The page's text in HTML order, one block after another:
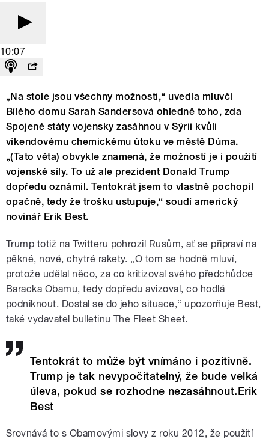
10:07
„Na stole jsou všechny možnosti,“ uvedla mluvčí
Bílého domu Sarah Sandersová ohledně toho, zda
Spojené státy vojensky zasáhnou v Sýrii kvůli
víkendovému chemickému útoku ve městě Dúma.
„(Tato věta) obvykle znamená, že možností je i použití
vojenské síly. To už ale prezident Donald Trump
dopředu oznámil. Tentokrát jsem to vlastně pochopil
opačně, tedy že trošku ustupuje,“ soudí americký
novinář Erik Best.
Trump totiž na Twitteru pohrozil Rusům, ať se připraví na
pěkné, nové, chytré rakety. „O tom se hodně mluví,
protože udělal něco, za co kritizoval svého předchůdce
Baracka Obamu, tedy dopředu avizoval, co hodlá
podniknout. Dostal se do jeho situace,“ upozorňuje Best,
také vydavatel bulletinu The Fleet Sheet.
Tentokrát to může být vnímáno i pozitivně.
Trump je tak nevypočitatelný, že bude velká
úleva, pokud se rozhodne nezasáhnout.Erik
Best
Srovnává to s Obamovými slovy z roku 2012, že použití